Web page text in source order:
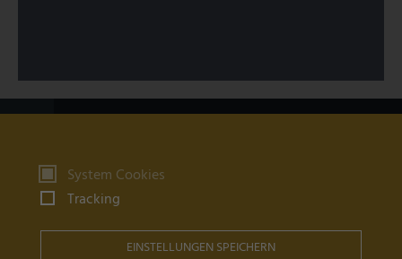
Uhrmachertische
Goldschmiedetische
System Cookies
Tracking
EINSTELLUNGEN SPEICHERN